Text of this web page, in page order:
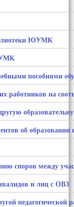
ЮУМК
пособиями
работников на
об образовании
споров между
и лиц с ОВЗ
педагогической